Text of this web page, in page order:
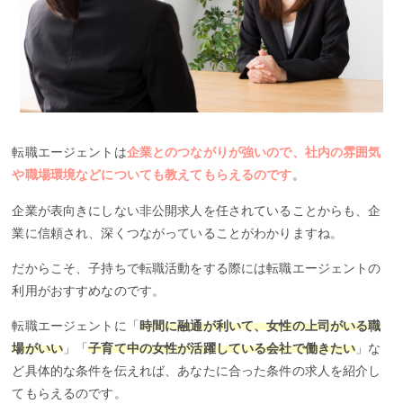
転職エージェントは企業とのつながりが強いので、社内の雰囲気
や職場環境などについても教えてもらえるのです。
企業が表向きにしない非公開求人を任されていることからも、企
業に信頼され、深くつながっていることがわかりますね。
だからこそ、子持ちで転職活動をする際には転職エージェントの
利用がおすすめなのです。
転職エージェントに「 時間に融通が利いて、女性の上司がいる職
場がいい 」「子育て中の女性が活躍している会社で働きたい 」な
ど具体的な条件を伝えれば、あなたに合った条件の求人を紹介し
てもらえるのです。